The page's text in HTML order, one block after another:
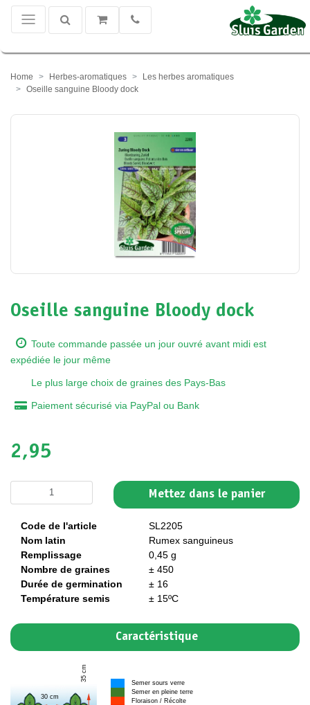
Home Herbes-aromatiques
Les herbes aromatiques
Oseille sanguine Bloody dock
Oseille sanguine Bloody dock
Toute commande passée un jour ouvré avant midi est
expédiée le jour même
Le plus large choix de graines des Pays-Bas
Paiement sécurisé via PayPal ou Bank
2,95
Mettez dans le panier
Code de l'article
SL2205
Nom latin
Rumex sanguineus
Remplissage
0,45 g
Nombre de graines
± 450
Durée de germination
± 16
Température semis
± 15ºC
Caractéristique
35 cm
30 cm
Semer sours verre
Semer en pleine terre
Floraison / Récolte